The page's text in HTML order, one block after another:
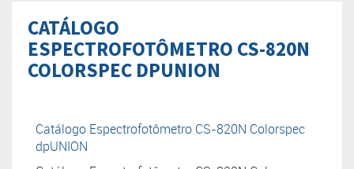
CATÁLOGO
ESPECTROFOTÔMETRO CS-820N
COLORSPEC DPUNION
Catálogo Espectrofotômetro CS-820N Colorspec
dpUNION